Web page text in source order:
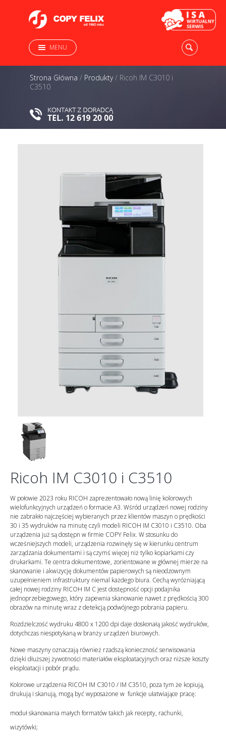
MENU
Strona Główna / Produkty/ Ricoh IM C3010 i
C3510
Ricoh IM C3010 i C3510
W połowie 2023 roku RICOH zaprezentowało nową linię kolorowych
wielofunkcyjnych urządzeń o formacie A3. Wśród urządzeń nowej rodziny
nie zabrakło najczęściej wybieranych przez klientów maszyn o prędkości
30 i 35 wydruków na minutę czyli modeli RICOH IM C3010 i C3510. Oba
urządzenia już są dostępn w firmie COPY Felix. W stosunku do
wcześniejszych modeli, urządzenia rozwinęły się w kierunku centrum
zarządzania dokumentami i są czymś więcej niż tylko kopiarkami czy
drukarkami. Te centra dokumentowe, zorientowane w głównej mierze na
skanowanie i akwizycję dokumentów papierowych są nieodzownym
uzupełnieniem infrastruktury niemal każdego biura. Cechą wyróżniającą
całej nowej rodziny RICOH IM C jest dostępność opcji podajnika
jednoprzebiegowego, który zapewnia skanowanie nawet z prędkością 300
obrazów na minutę wraz z detekcją podwójnego pobrania papieru.
Rozdzielczość wydruku 4800 x 1200 dpi daje doskonałą jakość wydruków,
dotychczas niespotykaną w branży urządzeń biurowych.
Nowe maszyny oznaczają również rzadszą konieczność serwisowania
dzięki dłuższej żywotności materiałów eksploatacyjnych oraz niższe koszty
eksploatacji i pobór prądu.
Kolorowe urządzenia RICOH IM C3010 / IM C3510, poza tym że kopiują,
drukują i skanują, mogą być wyposażone w funkcje ułatwiające pracę:
moduł skanowania małych formatów takich jak recepty, rachunki,
wizytówki;